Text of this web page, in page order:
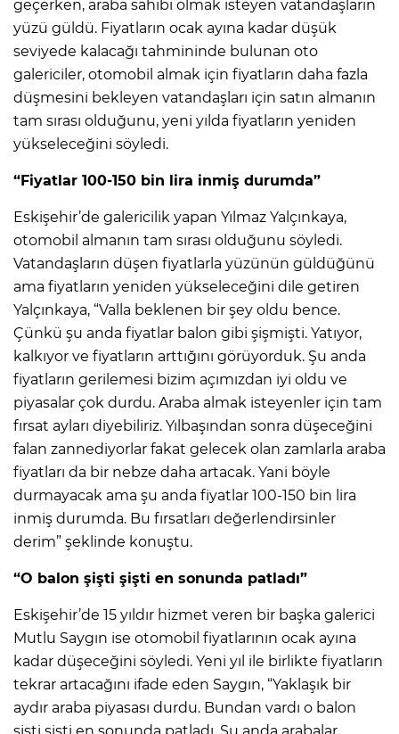
geçerken, araba sahibi olmak isteyen vatandaşların
yüzü güldü. Fiyatların ocak ayına kadar düşük
seviyede kalacağı tahmininde bulunan oto
galericiler, otomobil almak için fiyatların daha fazla
düşmesini bekleyen vatandaşları için satın almanın
tam sırası olduğunu, yeni yılda fiyatların yeniden
yükseleceğini söyledi.
“Fiyatlar 100-150 bin lira inmiş durumda”
Eskişehir’de galericilik yapan Yılmaz Yalçınkaya,
otomobil almanın tam sırası olduğunu söyledi.
Vatandaşların düşen fiyatlarla yüzünün güldüğünü
ama fiyatların yeniden yükseleceğini dile getiren
Yalçınkaya, “Valla beklenen bir şey oldu bence.
Çünkü şu anda fiyatlar balon gibi şişmişti. Yatıyor,
kalkıyor ve fiyatların arttığını görüyorduk. Şu anda
fiyatların gerilemesi bizim açımızdan iyi oldu ve
piyasalar çok durdu. Araba almak isteyenler için tam
fırsat ayları diyebiliriz. Yılbaşından sonra düşeceğini
falan zannediyorlar fakat gelecek olan zamlarla araba
fiyatları da bir nebze daha artacak. Yani böyle
durmayacak ama şu anda fiyatlar 100-150 bin lira
inmiş durumda. Bu fırsatları değerlendirsinler
derim” şeklinde konuştu.
“O balon şişti şişti en sonunda patladı”
Eskişehir’de 15 yıldır hizmet veren bir başka galerici
Mutlu Saygın ise otomobil fiyatlarının ocak ayına
kadar düşeceğini söyledi. Yeni yıl ile birlikte fiyatların
tekrar artacağını ifade eden Saygın, “Yaklaşık bir
aydır araba piyasası durdu. Bundan vardı o balon